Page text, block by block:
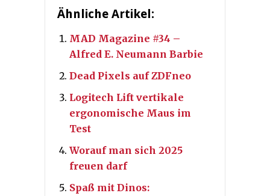
Ähnliche Artikel:
MAD Magazine #34 –
Alfred E. Neumann Barbie
Dead Pixels auf ZDFneo
Logitech Lift vertikale
ergonomische Maus im
Test
Worauf man sich 2025
freuen darf
Spaß mit Dinos: